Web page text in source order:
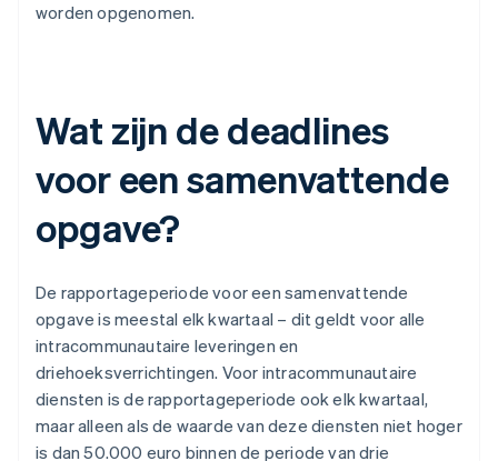
worden opgenomen.
Wat zijn de deadlines
voor een samenvattende
opgave?
De rapportageperiode voor een samenvattende
opgave is meestal elk kwartaal – dit geldt voor alle
intracommunautaire leveringen en
driehoeksverrichtingen. Voor intracommunautaire
diensten is de rapportageperiode ook elk kwartaal,
maar alleen als de waarde van deze diensten niet hoger
is dan 50.000 euro binnen de periode van drie